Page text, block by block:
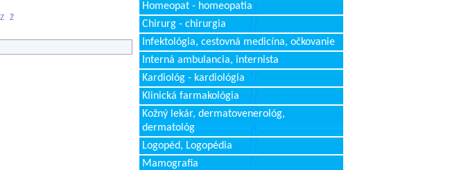
Z Ž
Homeopat - homeopatia
Chirurg - chirurgia
Infektológia, cestovná medicína, očkovanie
Interná ambulancia, internista
Kardiológ - kardiológia
Klinická farmakológia
Kožný lekár, dermatovenerológ,
dermatológ
Logopéd, Logopédia
Mamografia